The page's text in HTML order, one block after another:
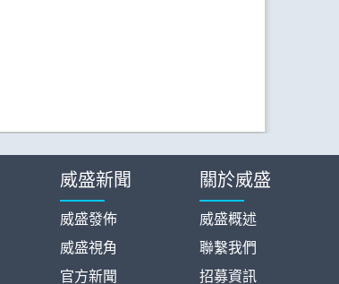
威盛新聞
威盛發佈
威盛視角
官方新聞
關於威盛
威盛概述
聯繫我們
招募資訊